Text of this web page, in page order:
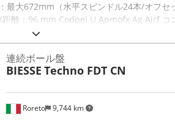
最大672mm（水平スピンドル24本/オフセ
離：96 mm Codpei U Apmofx Ag Ajrf コ
1個、下からのオンオフジャンプ付き 24ス
上から4+4モーター 4個上からの材料圧
FDTの異なる構成で1行で利用可能です。
Roreto 9,744 km
連続ボール盤
BIESSE Techno FDT CN